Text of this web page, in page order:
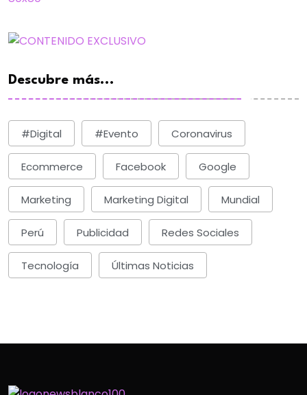
Descubre más...
#digital #evento Coronavirus
Ecommerce Facebook Google
Marketing Marketing Digital Mundial
Perú Publicidad Redes Sociales
Tecnología Últimas Noticias